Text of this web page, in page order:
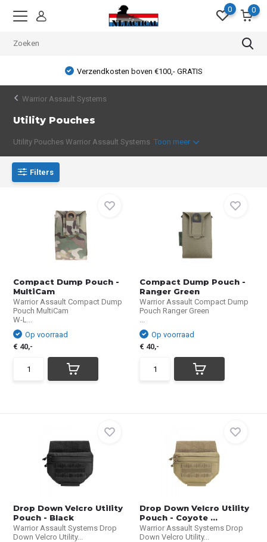
0 0
Verzendkosten boven €100,- GRATIS
Warrior Assault Systems
Utility Pouches
Utility Pouches Warrior Assault SystemsToon meer
Filters
Compact Dump Pouch -
MultiCam
Warrior Assault Compact Dump
Pouch MultiCam
W-L...
Op voorraad
€ 40,-
Compact Dump Pouch -
Ranger Green
Warrior Assault Compact Dump
Pouch Ranger Green
...
Op voorraad
€ 40,-
Drop Down Velcro Utility
Pouch - Black
Warrior Assault Systems Drop
Down Velcro Utility...
Drop Down Velcro Utility
Pouch - Coyote ...
Warrior Assault Systems Drop
Down Velcro Utility...